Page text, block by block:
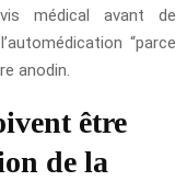
médical avant de
“parce
anodin.
être
de la